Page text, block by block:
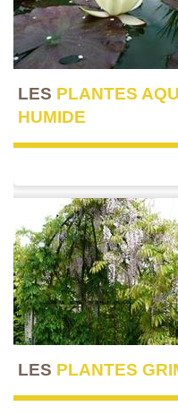
LES PLANTES
HUMIDE
LES PLANTES